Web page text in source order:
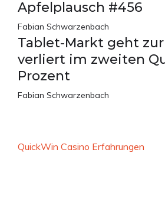
Apfelplausch #456
Fabian Schwarzenbach
Tablet-Markt geht
verliert im zweiten
Prozent
Fabian Schwarzenbach
QuickWin Casino Erfahrungen